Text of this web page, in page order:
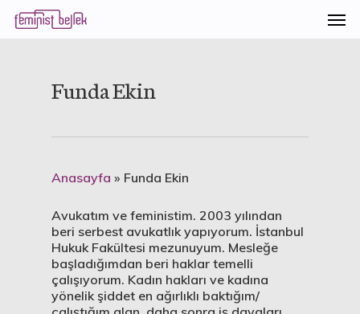
Funda Ekin
Anasayfa » Funda Ekin
Avukatım ve feministim. 2003 yılından
beri serbest avukatlık yapıyorum. İstanbul
Hukuk Fakültesi mezunuyum. Mesleğe
başladığımdan beri haklar temelli
çalışıyorum. Kadın hakları ve kadına
yönelik şiddet en ağırlıklı baktığım/